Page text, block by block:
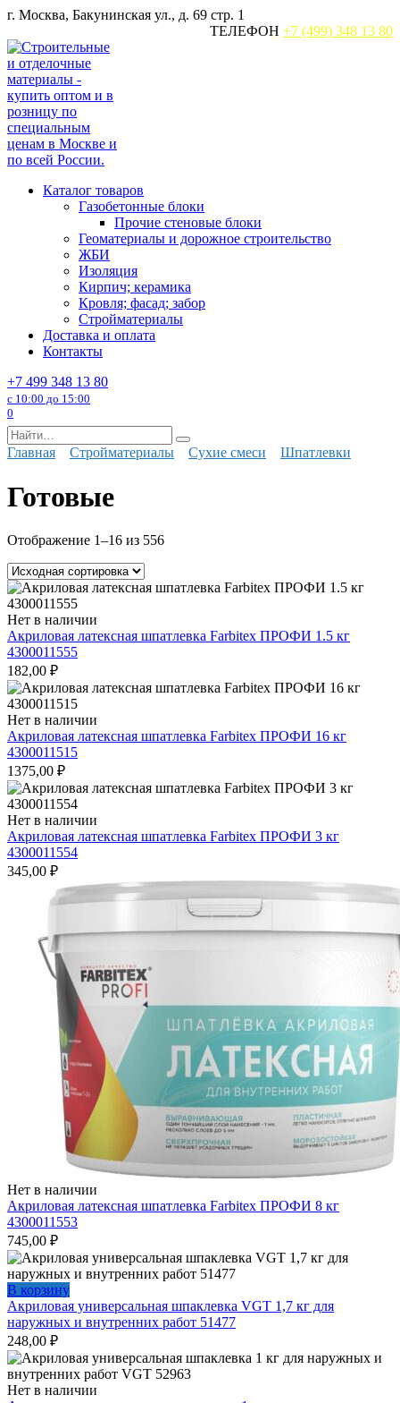
Перейти
содержанию
г. Москва, Бакунинская ул., д. 69 стр. 1
ТЕЛЕФОН +7 (499) 348 13 80
Каталог товаров
Газобетонные блоки
Прочие стеновые блоки
Геоматериалы и дорожное строительство
ЖБИ
Изоляция
Кирпич; керамика
Кровля; фасад; забор
Стройматериалы
Доставка и оплата
Контакты
+7 499 348 13 80
с 10:00 до 15:00
0
Search
for:
Главная Стройматериалы Сухие смеси Шпатлевки
Готовые
Отображение 1–16 из 556
Нет в наличии
Акриловая латексная шпатлевка Farbitex ПРОФИ 1.5 кг
4300011555
182,00 ₽
Нет в наличии
Акриловая латексная шпатлевка Farbitex ПРОФИ 16 кг
4300011515
1375,00 ₽
Нет в наличии
Акриловая латексная шпатлевка Farbitex ПРОФИ 3 кг
4300011554
345,00 ₽
Нет в наличии
Акриловая латексная шпатлевка Farbitex ПРОФИ 8 кг
4300011553
745,00 ₽
В корзину
Акриловая универсальная шпаклевка VGT 1,7 кг для
наружных и внутренних работ 51477
248,00 ₽
Нет в наличии